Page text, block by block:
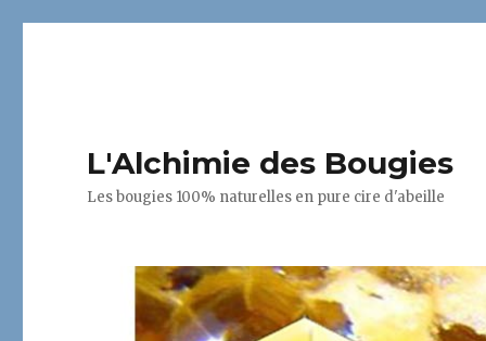
L'Alchimie des Bougies
Les bougies 100% naturelles en pure cire d'abeille